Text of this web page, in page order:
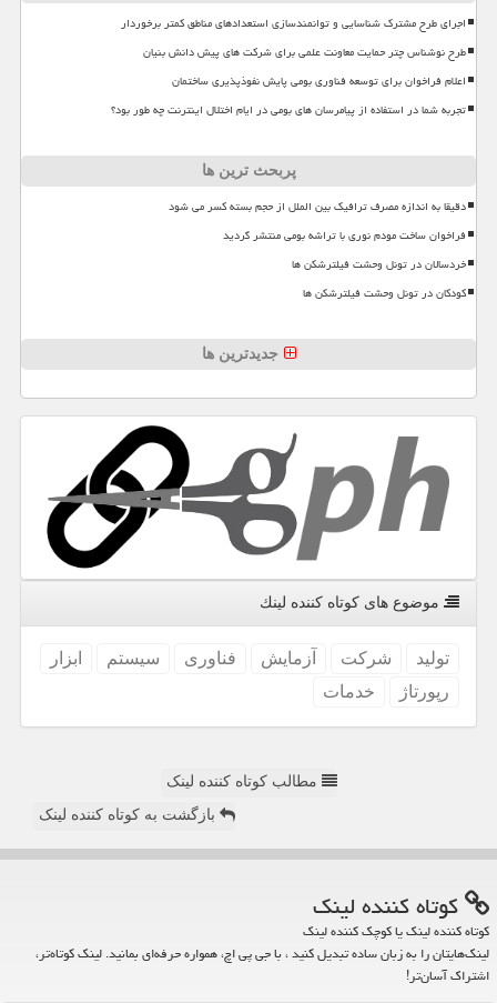
اجرای طرح مشترک شناسایی و توانمندسازی استعدادهای مناطق کمتر برخوردار
طرح نوشناس چتر حمایت معاونت علمی برای شرکت های پیش دانش بنیان
اعلام فراخوان برای توسعه فناوری بومی پایش نفوذپذیری ساختمان
تجربه شما در استفاده از پیامرسان های بومی در ایام اختلال اینترنت چه طور بود؟
پربحث ترین ها
دقیقا به اندازه مصرف ترافیک بین الملل از حجم بسته کسر می شود
فراخوان ساخت مودم نوری با تراشه بومی منتشر گردید
خردسالان در تونل وحشت فیلترشکن ها
کودکان در تونل وحشت فیلترشکن ها
جدیدترین ها
موضوع های كوتاه كننده لینك
تولید شركت آزمایش فناوری سیستم
ابزار
رپورتاژ
خدمات
مطالب کوتاه کننده لینک
بازگشت به کوتاه کننده لینک
كوتاه كننده لینك
کوتاه کننده لینک یا کوچک کننده لینک
لینک‌هایتان را به زبان ساده تبدیل کنید ، با جی پی اچ، همواره حرفه‌ای بمانید. لینک کوتاه‌تر،
اشتراک آسان‌تر!